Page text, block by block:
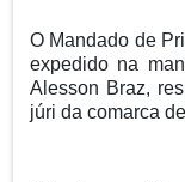
O Mandado de
expedido na
Alesson Braz,
júri da comarca